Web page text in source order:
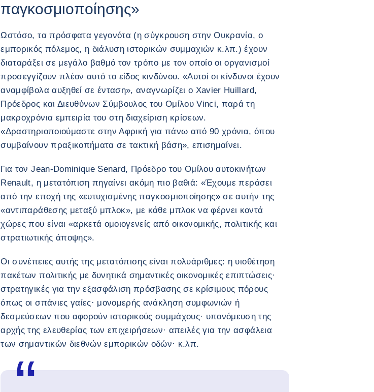
παγκοσμιοποίησης»
Ωστόσο, τα πρόσφατα γεγονότα (η σύγκρουση στην Ουκρανία, ο
εμπορικός πόλεμος, η διάλυση ιστορικών συμμαχιών κ.λπ.) έχουν
διαταράξει σε μεγάλο βαθμό τον τρόπο με τον οποίο οι οργανισμοί
προσεγγίζουν πλέον αυτό το είδος κινδύνου. «Αυτοί οι κίνδυνοι έχουν
αναμφίβολα αυξηθεί σε ένταση», αναγνωρίζει ο Xavier Huillard,
Πρόεδρος και Διευθύνων Σύμβουλος του Ομίλου Vinci, παρά τη
μακροχρόνια εμπειρία του στη διαχείριση κρίσεων.
«Δραστηριοποιούμαστε στην Αφρική για πάνω από 90 χρόνια, όπου
συμβαίνουν πραξικοπήματα σε τακτική βάση», επισημαίνει.
Για τον Jean-Dominique Senard, Πρόεδρο του Ομίλου αυτοκινήτων
Renault, η μετατόπιση πηγαίνει ακόμη πιο βαθιά: «Έχουμε περάσει
από την εποχή της «ευτυχισμένης παγκοσμιοποίησης» σε αυτήν της
«αντιπαράθεσης μεταξύ μπλοκ», με κάθε μπλοκ να φέρνει κοντά
χώρες που είναι «αρκετά ομοιογενείς από οικονομικής, πολιτικής και
στρατιωτικής άποψης».
Οι συνέπειες αυτής της μετατόπισης είναι πολυάριθμες: η υιοθέτηση
πακέτων πολιτικής με δυνητικά σημαντικές οικονομικές επιπτώσεις·
στρατηγικές για την εξασφάλιση πρόσβασης σε κρίσιμους πόρους
όπως οι σπάνιες γαίες· μονομερής ανάκληση συμφωνιών ή
δεσμεύσεων που αφορούν ιστορικούς συμμάχους· υπονόμευση της
αρχής της ελευθερίας των επιχειρήσεων· απειλές για την ασφάλεια
των σημαντικών διεθνών εμπορικών οδών· κ.λπ.